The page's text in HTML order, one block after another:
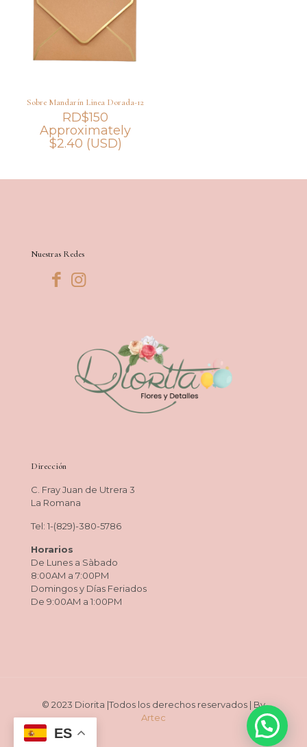
Sobre Mandarín Linea Dorada-12
RD$150
Approximately
$2.40 (USD)
Nuestras Redes
Dirección
C. Fray Juan de Utrera 3
La Romana
Tel: 1-(829)-380-5786
Horarios
De Lunes a Sàbado
8:00AM a 7:00PM
Domingos y Días Feriados
De 9:00AM a 1:00PM
© 2023 Diorita |Todos los derechos reservados | By
Artec
ES